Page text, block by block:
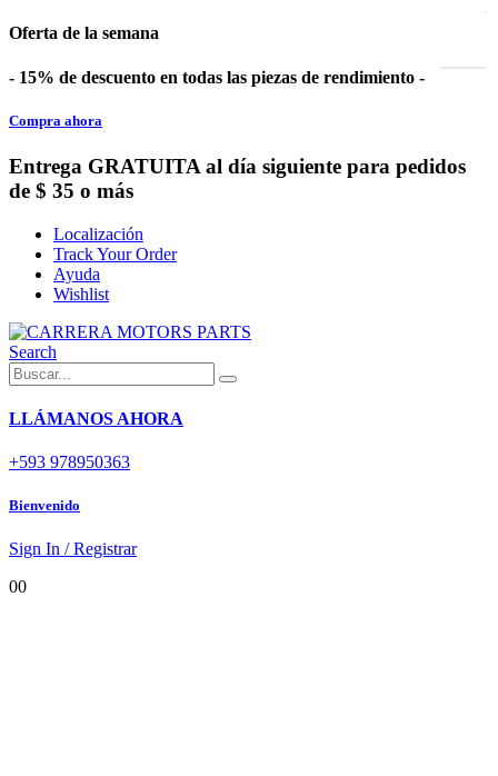
Oferta de la semana
- 15% de descuento en todas las piezas de rendimiento -
Compra ahora
Entrega GRATUITA al día siguiente para pedidos
de $ 35 o más
Localización
Track Your Order
Ayuda
Wishlist
Search
LLÁMANOS AHORA
+593 978950363
Bienvenido
Sign In / Registrar
00